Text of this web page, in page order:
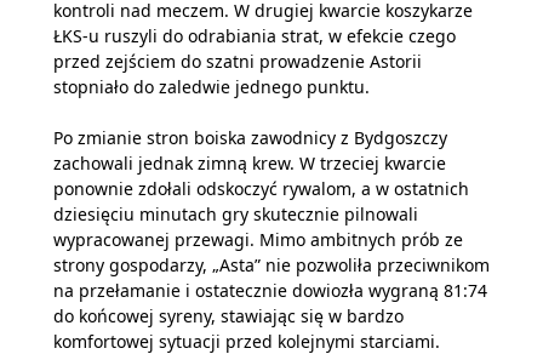
kontroli nad meczem. W drugiej kwarcie koszykarze
ŁKS-u ruszyli do odrabiania strat, w efekcie czego
przed zejściem do szatni prowadzenie Astorii
stopniało do zaledwie jednego punktu.
Po zmianie stron boiska zawodnicy z Bydgoszczy
zachowali jednak zimną krew. W trzeciej kwarcie
ponownie zdołali odskoczyć rywalom, a w ostatnich
dziesięciu minutach gry skutecznie pilnowali
wypracowanej przewagi. Mimo ambitnych prób ze
strony gospodarzy, „Asta” nie pozwoliła przeciwnikom
na przełamanie i ostatecznie dowiozła wygraną 81:74
do końcowej syreny, stawiając się w bardzo
komfortowej sytuacji przed kolejnymi starciami.